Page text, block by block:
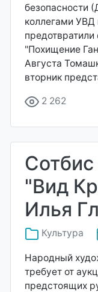
безопасности
коллегами УВД
"Похищение
Августа
вторник
2 262
Сотбис
"Вид
Илья
Культура
Народный
требует от
предстоящих